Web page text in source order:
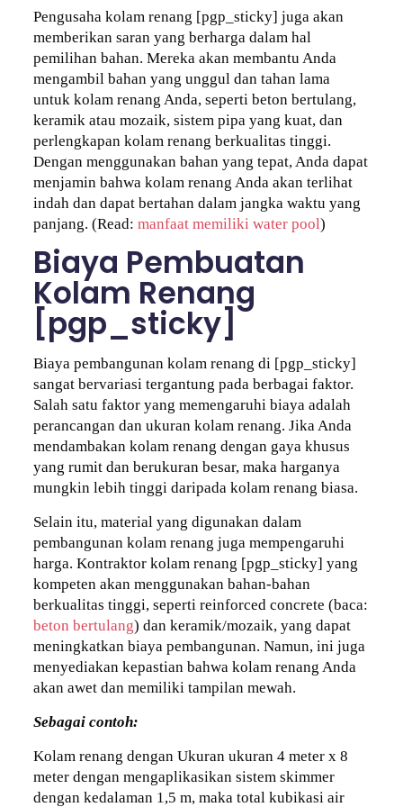
Pengusaha kolam renang [pgp_sticky] juga akan
memberikan saran yang berharga dalam hal
pemilihan bahan. Mereka akan membantu Anda
mengambil bahan yang unggul dan tahan lama
untuk kolam renang Anda, seperti beton bertulang,
keramik atau mozaik, sistem pipa yang kuat, dan
perlengkapan kolam renang berkualitas tinggi.
Dengan menggunakan bahan yang tepat, Anda dapat
menjamin bahwa kolam renang Anda akan terlihat
indah dan dapat bertahan dalam jangka waktu yang
panjang. (Read: manfaat memiliki water pool)
Biaya Pembuatan
Kolam Renang
[pgp_sticky]
Biaya pembangunan kolam renang di [pgp_sticky]
sangat bervariasi tergantung pada berbagai faktor.
Salah satu faktor yang memengaruhi biaya adalah
perancangan dan ukuran kolam renang. Jika Anda
mendambakan kolam renang dengan gaya khusus
yang rumit dan berukuran besar, maka harganya
mungkin lebih tinggi daripada kolam renang biasa.
Selain itu, material yang digunakan dalam
pembangunan kolam renang juga mempengaruhi
harga. Kontraktor kolam renang [pgp_sticky] yang
kompeten akan menggunakan bahan-bahan
berkualitas tinggi, seperti reinforced concrete (baca:
beton bertulang) dan keramik/mozaik, yang dapat
meningkatkan biaya pembangunan. Namun, ini juga
menyediakan kepastian bahwa kolam renang Anda
akan awet dan memiliki tampilan mewah.
Sebagai contoh:
Kolam renang dengan Ukuran ukuran 4 meter x 8
meter dengan mengaplikasikan sistem skimmer
dengan kedalaman 1,5 m, maka total kubikasi air